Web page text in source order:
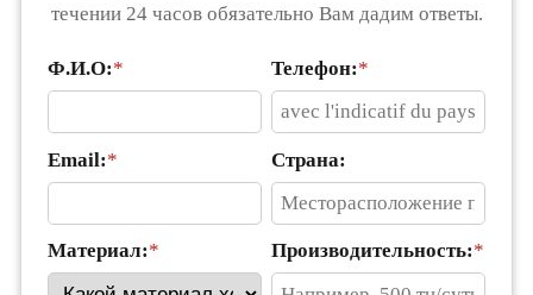
течении 24 часов обязательно Вам дадим ответы.
Ф.И.О:* Телефон:*
Email:* Страна:
Материал:* Производительность:*